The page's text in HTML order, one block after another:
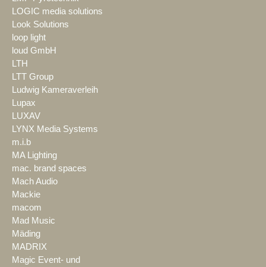
LOGIC media solutions
Look Solutions
loop light
loud GmbH
LTH
LTT Group
Ludwig Kameraverleih
Lupax
LUXAV
LYNX Media Systems
m.i.b
MA Lighting
mac. brand spaces
Mach Audio
Mackie
macom
Mad Music
Mäding
MADRIX
Magic Event- und